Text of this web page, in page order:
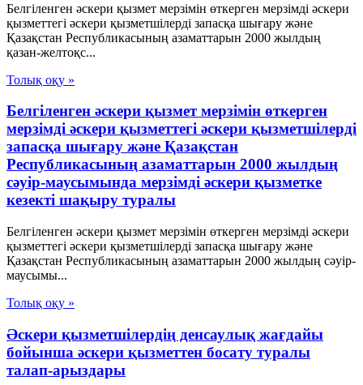
Белгіленген әскери қызмет мерзімін өткерген мерзімді әскери
қызметтегі әскери қызметшілерді запасқа шығару және
Қазақстан Республикасының азаматтарын 2000 жылдың
қазан-желтоқс...
Толық оқу »
Белгіленген әскери қызмет мерзімін өткерген
мерзімді әскери қызметтегі әскери қызметшілерді
запасқа шығару және Қазақстан
Республикасының азаматтарын 2000 жылдың
сәуір-маусымында мерзімді әскери қызметке
кезекті шақыру туралы
Белгіленген әскери қызмет мерзімін өткерген мерзімді әскери
қызметтегі әскери қызметшілерді запасқа шығару және
Қазақстан Республикасының азаматтарын 2000 жылдың сәуір-
маусымы...
Толық оқу »
Әскери қызметшілердің денсаулық жағдайы
бойынша әскери қызметтен босату туралы
талап-арыздары